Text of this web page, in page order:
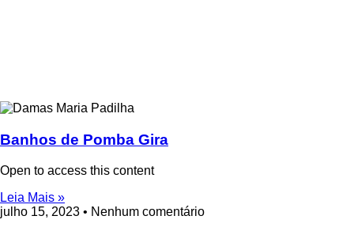
Banhos de Pomba Gira
Open to access this content
Leia Mais »
julho 15, 2023
Nenhum comentário